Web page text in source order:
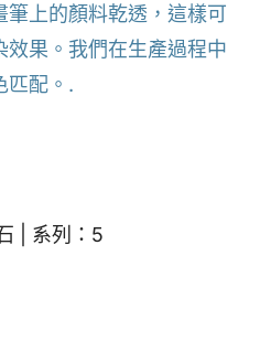
上的顏料乾透，這樣可
果。我們在生產過程中
匹配。.
| 系列：5